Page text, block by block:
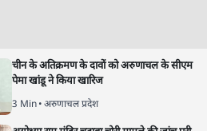
चीन के अतिक्रमण के दावों को अरुणाचल के सीएम
पेमा खांडू ने किया खारिज
3 Min• अरुणाचल प्रदेश